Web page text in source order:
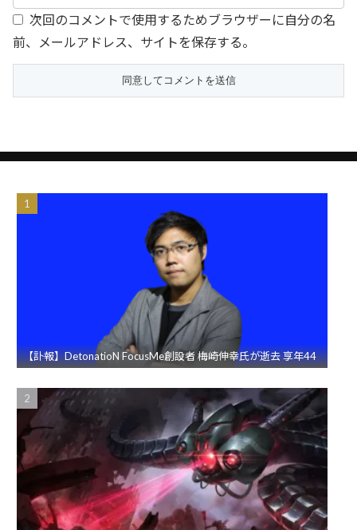
次回のコメントで使用するためブラウザーに自分の名
前、メールアドレス、サイトを保存する。
【訃報】DetonatioN FocusMe創設者 梅崎伸幸氏が逝去 享年44